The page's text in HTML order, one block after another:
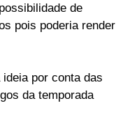
de
pois poderia render
por conta das
da temporada